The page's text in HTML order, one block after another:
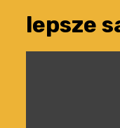
lepsze